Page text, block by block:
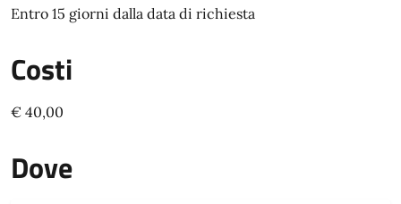
Entro 15 giorni dalla data di richiesta
Costi
€ 40,00
Dove